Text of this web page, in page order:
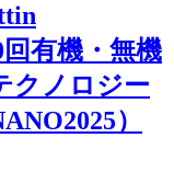
有機・無機
クノロジー
）